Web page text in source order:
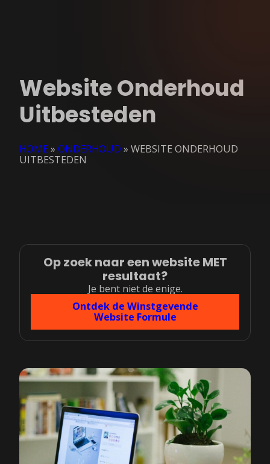
Website Onderhoud
Uitbesteden
HOME» ONDERHOUD » WEBSITE ONDERHOUD
UITBESTEDEN
Op zoek naar een website MET
resultaat?
Je bent niet de enige.
Ontdek de Winstgevende
Website Formule